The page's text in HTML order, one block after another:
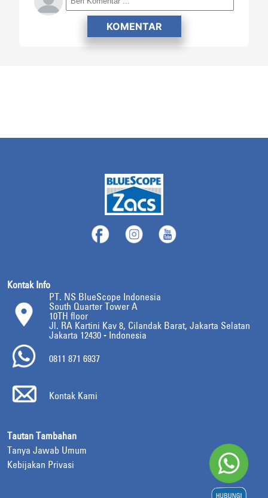
KOMENTAR
Kontak Info
PT. NS BlueScope Indonesia
South Quarter Tower A
10TH floor
Jl. RA Kartini Kav 8, Cilandak Barat, Jakarta Selatan
Jakarta 12430 - Indonesia
0811 871 6937
Kontak Kami
Tautan Tambahan
Tanya Jawab Umum
Kebijakan Privasi